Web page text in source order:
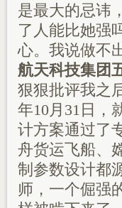
是最大的忌讳
了人能比她强
心。我说做
航天科技集团
狠狠批评我之
年10月31日，
计方案通过
舟货运飞船、
制参数设计都
师，一个倔强